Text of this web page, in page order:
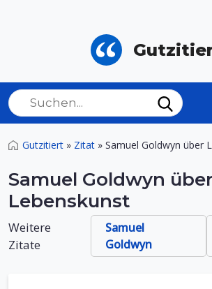
Gutzitiert » Zitat » Samuel Goldwyn über
Samuel Goldwyn über
Lebenskunst
Weitere
Zitate
Samuel
Goldwyn